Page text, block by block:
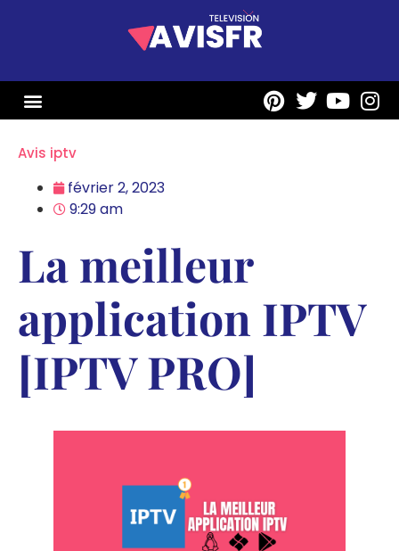
Avis iptv
février 2, 2023
9:29 am
La meilleur
application IPTV
[IPTV PRO]